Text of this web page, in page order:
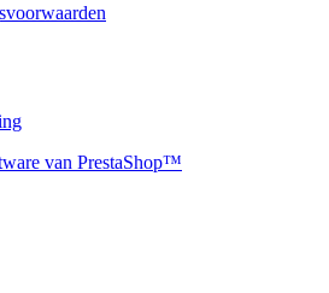
van PrestaShop™